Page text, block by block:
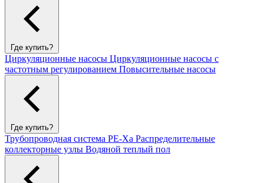
Где купить?
Циркуляционные насосы Циркуляционные насосы с
частотным регулированием Повысительные насосы
Где купить?
Трубопроводная система PE-Xa Распределительные
коллекторные узлы Водяной теплый пол